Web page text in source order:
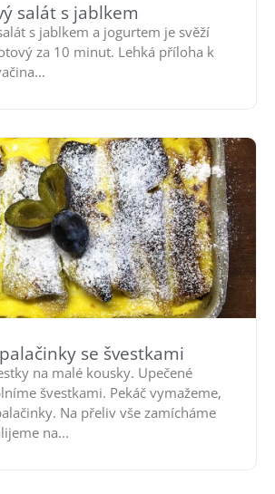
salát s jablkem
s jablkem a jogurtem je svěží
za 10 minut. Lehká příloha k
se švestkami
na malé kousky. Upečené
švestkami. Pekáč vymažeme,
Na přeliv vše zamícháme
na...